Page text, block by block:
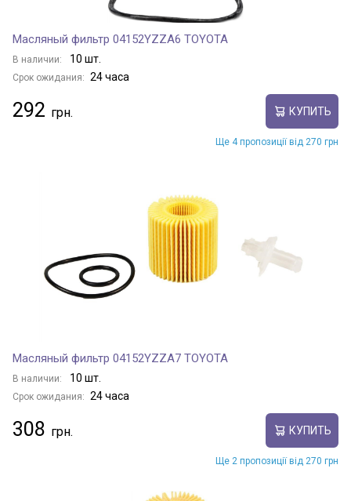
Масляный фильтр 04152YZZA6 TOYOTA
В наличии: 10 шт.
Срок ожидания: 24 часа
292 КУПИТЬ
Ще 4 пропозиції від 270 грн
Масляный фильтр 04152YZZA7 TOYOTA
В наличии: 10 шт.
Срок ожидания: 24 часа
308 КУПИТЬ
Ще 2 пропозиції від 270 грн